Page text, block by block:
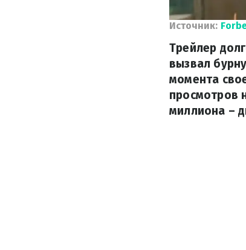
Источник:
Трейлер
вызвал
момента
просмотров
миллиона –